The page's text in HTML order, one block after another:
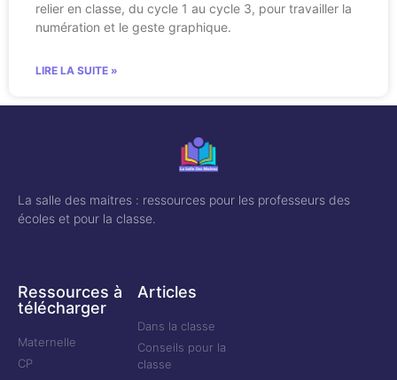
relier en classe, du cycle 1 au cycle 3, pour travailler la
numération et le geste graphique.
LIRE LA SUITE »
La salle des maitres : ressources pour les professeurs des
écoles et pour la classe.
Ressources à
télécharger
Maternelle
CP
Articles
Dans la classe
Conseils pour la
classe